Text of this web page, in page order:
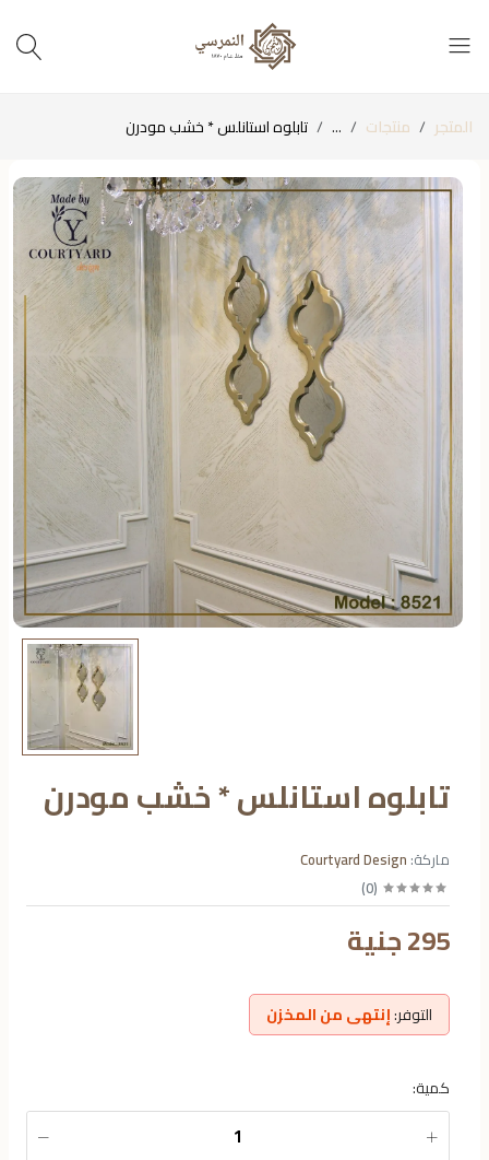
المتجر منتجات ... تابلوه استانلس * خشب مودرن
تابلوه استانلس * خشب مودرن
ماركة: Courtyard Design
(
0
)
295 جنية
التوفر:إنتهى من المخزن
كمية: